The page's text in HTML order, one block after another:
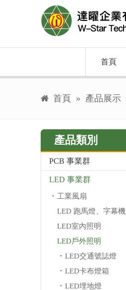
首頁
首頁 » 產品展示
產品類別
PCB 事業群
LED 事業群
工業風扇
LED 跑馬燈、字幕機
LED室內照明
LED戶外照明
LED交通號誌燈
LED卡布燈箱
LED埋地燈